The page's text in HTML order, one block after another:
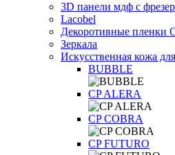
3D панели мдф с
Lacobel
Декоротивные пленки
Зеркала
Искусственная кожа
BUBBLE
CP ALERA
CP COBRA
CP FUTURO